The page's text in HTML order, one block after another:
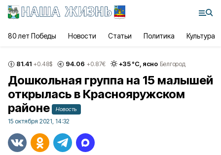
80 лет Победы Новости Статьи Политика Культура
81.41 +0.48$ 94.06 +0.87€ +35°С, ясно Белгород
Дошкольная группа на 15 малышей
открылась в Краснояружском
районе
Новость
15 октября 2021, 14:32